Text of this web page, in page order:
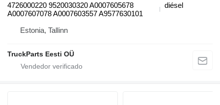
4726000220 9520030320 A0007605678
A0007607078 A0007603557 A9577630101
diésel
Estonia, Tallinn
TruckParts Eesti OÜ